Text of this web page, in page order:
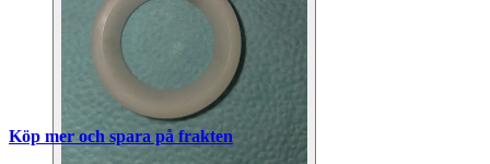
Köp mer och spara på frakten